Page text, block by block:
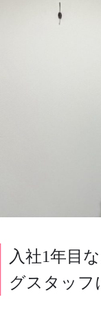
入社1年目
グスタッフ